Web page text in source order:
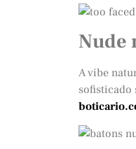
Nude
A vibe
sofisticado